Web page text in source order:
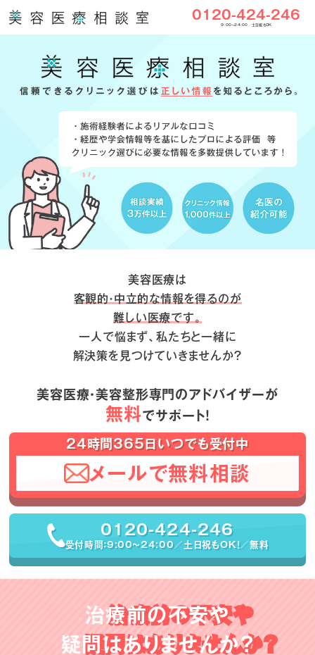
0120-424-246
9:00〜24:00／土日祝もOK
美容医療は
客観的・中立的な情報を得るのが
難しい医療です。
一人で悩まず、私たちと一緒に
解決策を見つけていきませんか？
美容医療・美容整形専門のアドバイザーが
無料でサポート！
24時間365日いつでも受付中
メールで無料相談
0120-424-246
受付時間：9:00〜24:00／土日祝もOK！／無料
治療前の不安や
疑問はありませんか？